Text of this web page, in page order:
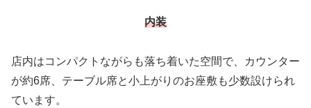
内装
店内はコンパクトながらも落ち着いた空間で、カウンター
が約6席、テーブル席と小上がりのお座敷も少数設けられ
ています。